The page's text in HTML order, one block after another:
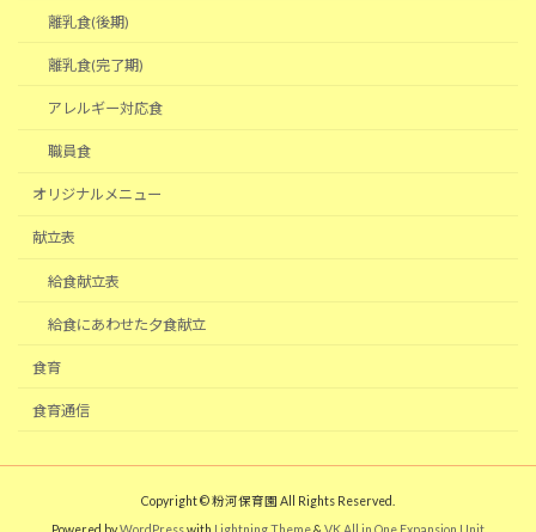
離乳食(後期)
離乳食(完了期)
アレルギー対応食
職員食
オリジナルメニュー
献立表
給食献立表
給食にあわせた夕食献立
食育
食育通信
Copyright © 粉河保育園 All Rights Reserved.